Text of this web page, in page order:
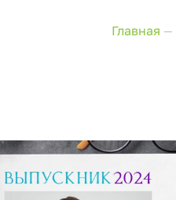
Главная —